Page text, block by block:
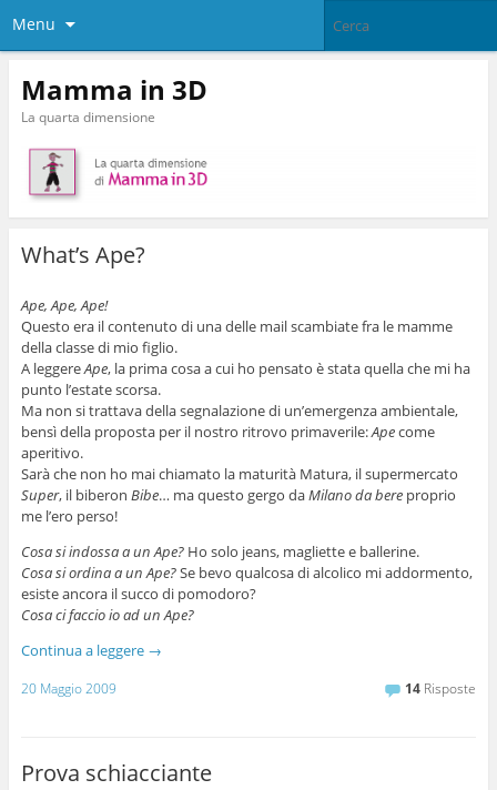
Menu
Mamma in 3D
La quarta dimensione
What’s Ape?
Ape, Ape, Ape!
Questo era il contenuto di una delle mail scambiate fra le mamme
della classe di mio figlio.
A leggereApe, la prima cosa a cui ho pensato è stata quella che mi ha
punto l’estate scorsa.
Ma non si trattava della segnalazione di un’emergenza ambientale,
bensì della proposta per il nostro ritrovo primaverile:Apecome
aperitivo.
Sarà che non ho mai chiamato la maturità Matura, il supermercato
Super, il biberon Bibe… ma questo gergo daMilano da bereproprio
me l’ero perso!
Cosa si indossa a un Ape?Ho solo jeans, magliette e ballerine.
Cosa si ordina a un Ape?Se bevo qualcosa di alcolico mi addormento,
esiste ancora il succo di pomodoro?
Cosa ci faccio io ad un Ape?
Continua a leggere →
20 Maggio 2009 14 Risposte
Prova schiacciante